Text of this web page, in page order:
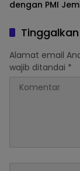
dengan PMI
Alamat email
wajib ditandai *